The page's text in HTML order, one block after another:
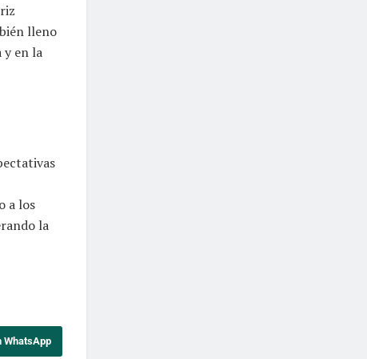
lleno
y en la
a los
la
WhatsApp